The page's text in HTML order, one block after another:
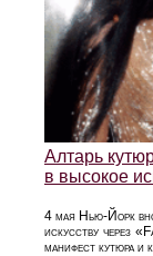
Алтарь
в высокое
4 мая Нью-Йорк
искусству через
манифест кутюра и